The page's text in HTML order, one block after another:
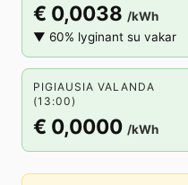
€ 0,0038 /kWh
▼ 60% lyginant su vakar
PIGIAUSIA VALANDA
(13:00)
€ 0,0000 /kWh